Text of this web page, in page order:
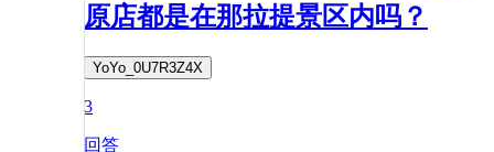
原店都是在那拉提景区内吗？
YoYo_0U7R3Z4X
3
回答